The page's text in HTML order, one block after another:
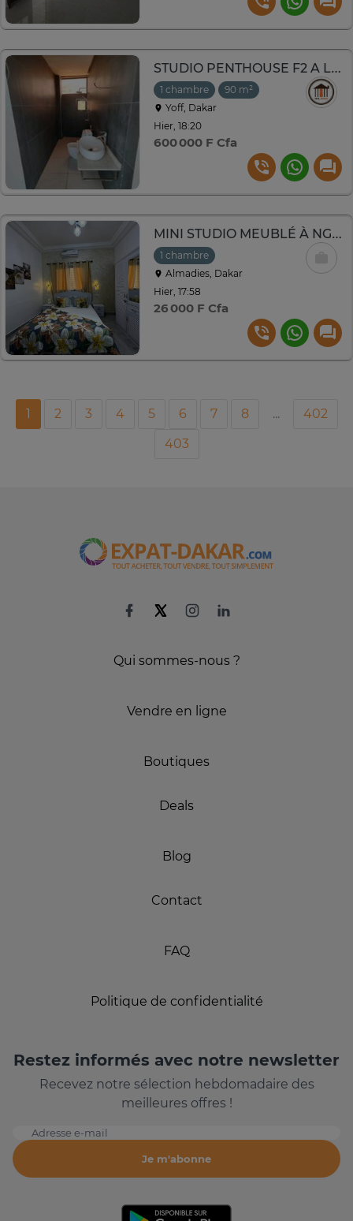
STUDIO PENTHOUSE F2 A LOUER YOFF BIAGUI
1 chambre
90 m²
Yoff, Dakar
Hier, 18:20
600 000 F Cfa
MINI STUDIO MEUBLÉ À NGOR ALMADIES
1 chambre
Almadies, Dakar
Hier, 17:58
26 000 F Cfa
1 2 3 4 5 6 7 8 ...
402
403
Qui sommes-nous ?
Vendre en ligne
Boutiques
Deals
Blog
Contact
FAQ
Politique de confidentialité
Restez informés avec notre newsletter
Recevez notre sélection hebdomadaire des
meilleures offres !
Adresse e-mail
Je m'abonne